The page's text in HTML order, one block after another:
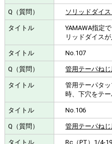
ソリッドダイ
YAMAWA指定
リッドダイスが
No.107
管用テーパね
管用テーパタ
時、下穴をテー
No.106
管用テーパね
Rc（PT）1/4-